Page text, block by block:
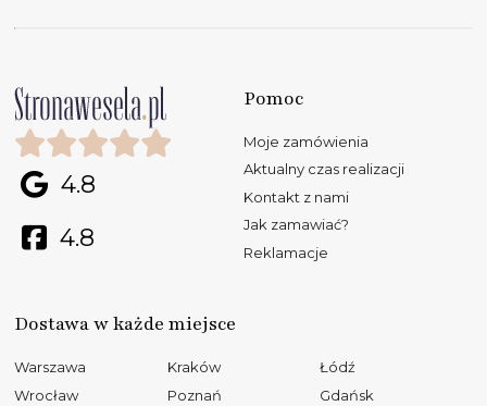
4.8
4.8
Pomoc
Moje zamówienia
Aktualny czas realizacji
Kontakt z nami
Jak zamawiać?
Reklamacje
Dostawa w każde miejsce
Warszawa Kraków
Łódź
Wrocław
Poznań Gdańsk